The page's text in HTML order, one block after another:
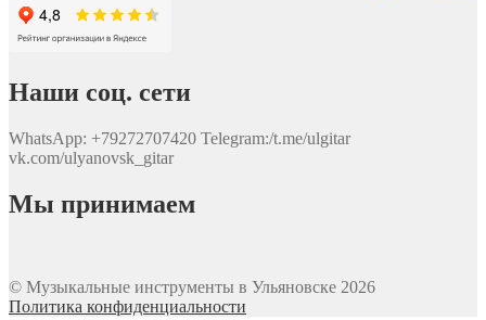
Наши соц. сети
WhatsApp: +79272707420 Telegram:/t.me/ulgitar
vk.com/ulyanovsk_gitar
Мы принимаем
© Музыкальные инструменты в Ульяновске 2026
Политика конфиденциальности